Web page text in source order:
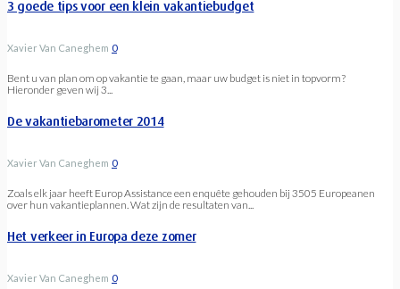
3 goede tips voor een klein vakantiebudget
Xavier Van Caneghem 0
Bent u van plan om op vakantie te gaan, maar uw budget is niet in topvorm?
Hieronder geven wij 3...
De vakantiebarometer 2014
Xavier Van Caneghem 0
Zoals elk jaar heeft Europ Assistance een enquête gehouden bij 3505 Europeanen
over hun vakantieplannen. Wat zijn de resultaten van...
Het verkeer in Europa deze zomer
Xavier Van Caneghem 0